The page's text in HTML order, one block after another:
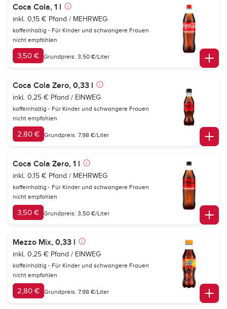
Coca Cola, 1 l
inkl. 0,15 € Pfand / MEHRWEG
koffeinhaltig - Für Kinder und schwangere Frauen
nicht empfohlen
3,50 € Grundpreis: 3,50 €/Liter
Coca Cola Zero, 0,33 l
inkl. 0,25 € Pfand / EINWEG
koffeinhaltig - Für Kinder und schwangere Frauen
nicht empfohlen
2,80 € Grundpreis: 7,98 €/Liter
Coca Cola Zero, 1 l
inkl. 0,15 € Pfand / MEHRWEG
koffeinhaltig - Für Kinder und schwangere Frauen
nicht empfohlen
3,50 € Grundpreis: 3,50 €/Liter
Mezzo Mix, 0,33 l
inkl. 0,25 € Pfand / EINWEG
koffeinhaltig - Für Kinder und schwangere Frauen
nicht empfohlen
2,80 € Grundpreis: 7,98 €/Liter